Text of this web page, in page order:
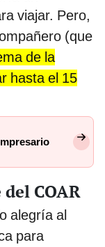
viajar. Pero,
(que
de la
hasta el 15
COAR
alegría al
para